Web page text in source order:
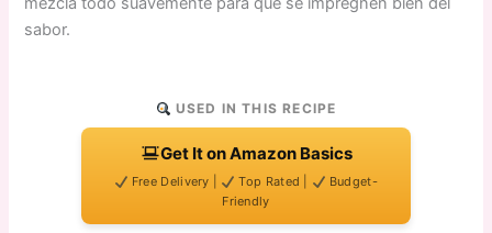
sabor.
USED IN THIS RECIPE
Get It on Amazon Basics
Free Delivery | Top Rated |
Budget-
Friendly